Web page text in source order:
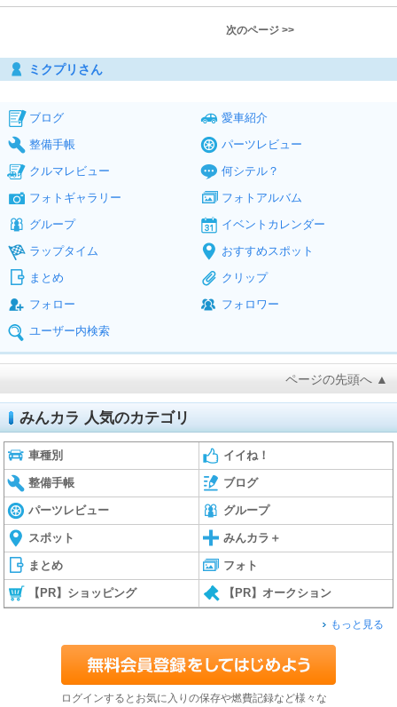
次のページ >>
ミクプリさん
ブログ
愛車紹介
整備手帳
パーツレビュー
クルマレビュー
何シテル？
フォトギャラリー
フォトアルバム
グループ
イベントカレンダー
ラップタイム
おすすめスポット
まとめ
クリップ
フォロー
フォロワー
ユーザー内検索
ページの先頭へ ▲
みんカラ 人気のカテゴリ
車種別 イイね！
整備手帳 ブログ
パーツレビュー グループ
スポット みんカラ＋
まとめ フォト
【PR】ショッピング 【PR】オークション
もっと見る
ログインするとお気に入りの保存や燃費記録など様々な